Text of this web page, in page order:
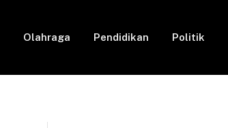
Olahraga Pendidikan Politik